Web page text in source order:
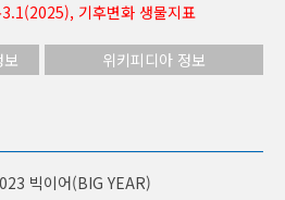
기후변화 생물지표
위키피디아 정보
빅이어(BIG YEAR)